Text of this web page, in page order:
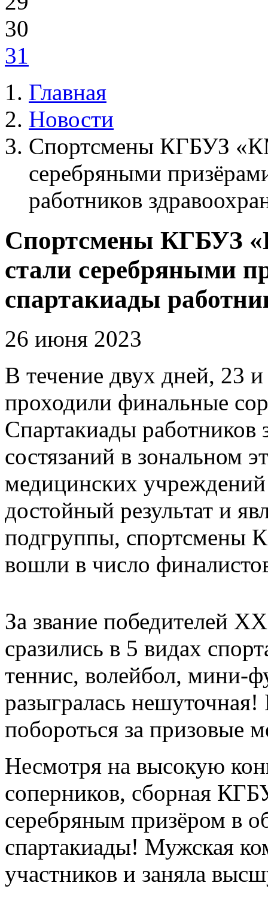
30
31
Главная
Новости
Спортсмены КГБУЗ
серебряными
работников
Спортсмены КГБУЗ
стали серебряными
спартакиады
26 июня 2023
В течение двух дней, 23
проходили финальные
Спартакиады работников
состязаний в зональном
медицинских учреждений
достойный результат и
подгруппы,
вошли в число
За звание победителей
сразились в 5 видах
теннис, волейбол, мини-
разыгралась
побороться за призовые
Несмотря на высокую
соперников, сборная
серебряным призёром в
спартакиады! Мужская
участников и заняла